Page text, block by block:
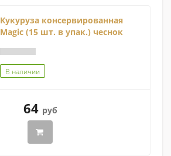
Кукуруза консервированная
Magic (15 шт. в упак.) чеснок
В наличии
64 руб